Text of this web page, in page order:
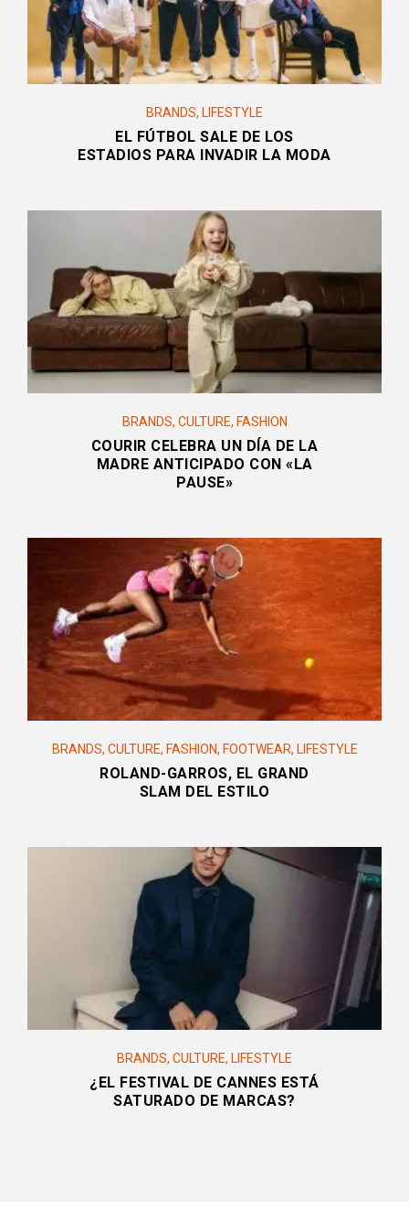
BRANDS, LIFESTYLE
EL FÚTBOL SALE DE LOS
ESTADIOS PARA INVADIR LA MODA
BRANDS, CULTURE, FASHION
COURIR CELEBRA UN DÍA DE LA
MADRE ANTICIPADO CON «LA
PAUSE»
BRANDS, CULTURE, FASHION, FOOTWEAR, LIFESTYLE
ROLAND-GARROS, EL GRAND
SLAM DEL ESTILO
BRANDS, CULTURE, LIFESTYLE
¿EL FESTIVAL DE CANNES ESTÁ
SATURADO DE MARCAS?